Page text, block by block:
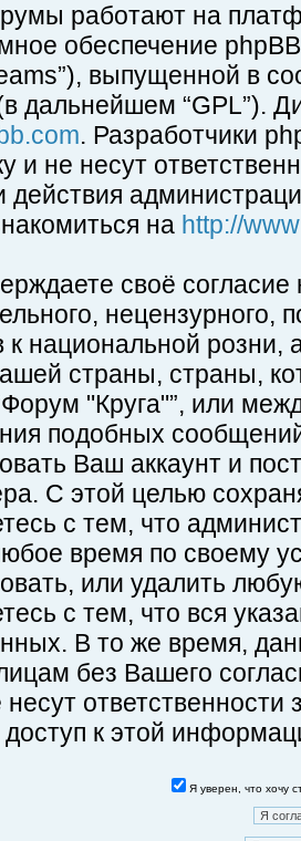
работают на
обеспечение
выпущенной в
дальнейшем “GPL”).
. Разработчики
и не несут
действия
на http://
своё
нецензурного,
к национальной
страны, страны,
"Круга"”, или
подобных
Ваш аккаунт и
С этой целью
с тем, что
время по своему
или удалить
с тем, что вся
В то же время,
без Вашего
ответственности
доступ к этой
Я уверен, что хочу